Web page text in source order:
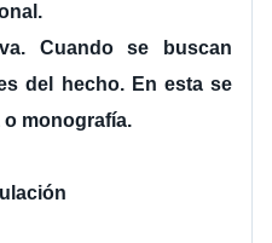
Cuando se buscan
del hecho. En esta se
o monografía.